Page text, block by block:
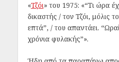
«Τζόι» του 1975: «“Τι ώρα
δικαστής / τον Τζόι, μόλις
επτά”, / του απαντάει.
χρόνια φυλακής”».